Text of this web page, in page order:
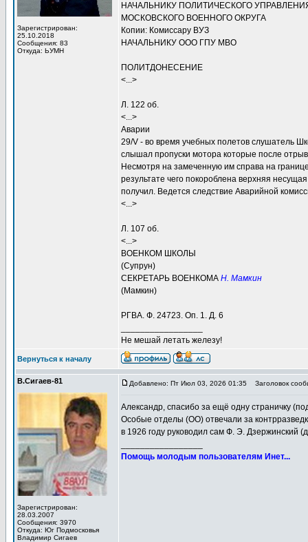
Зарегистрирован:
25.10.2018
Сообщения: 83
Откуда: ЬУМН
НАЧАЛЬНИКУ ПОЛИТИЧЕСКОГО
МОСКОВСКОГО ВОЕННОГО ОКРУГА
Копии: Комиссару ВУЗ
НАЧАЛЬНИКУ ООО ГПУ МВО
ПОЛИТДОНЕСЕНИЕ
<...>
Л. 122 об.
<...>
Аварии
29/V - во время учебных полетов
слышал пропуски мотора которые после
Несмотря на замеченную им справа на
результате чего покороблена верхняя
получил. Ведется следствие Аварийной
<...>
Л. 107 об.
<...>
ВОЕНКОМ ШКОЛЫ
(Супрун)
СЕКРЕТАРЬ ВОЕНКОМА Н. Мамкин
(Мамкин)
РГВА. Ф. 24723. Оп. 1. Д. 6
Не мешай летать железу!
Вернуться к началу
В.Сигаев-81
Зарегистрирован:
28.03.2007
Сообщения: 3970
Откуда: Юг Подмосковья
Владимир Сигаев
Добавлено: Пт Июл 03, 2026 01:35 Заголовок
Александр, спасибо за ещё одну страничку
Особые отделы (ОО) отвечали за
в 1926 году руководил сам Ф. Э. Дзержинский
Помощь молодым пользователям Инет...